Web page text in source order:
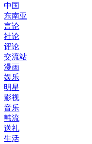
中国
东南亚
言论
社论
评论
交流站
漫画
娱乐
明星
影视
音乐
韩流
送礼
生活